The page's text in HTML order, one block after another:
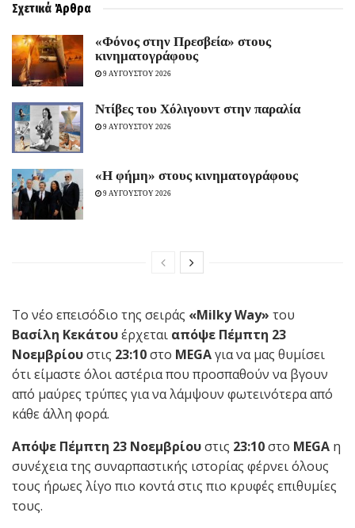
Σχετικά Άρθρα
«Φόνος στην Πρεσβεία» στους
κινηματογράφους
9 ΑΥΓΟΥΣΤΟΥ 2026
Ντίβες του Χόλιγουντ στην παραλία
9 ΑΥΓΟΥΣΤΟΥ 2026
«H φήμη» στους κινηματογράφους
9 ΑΥΓΟΥΣΤΟΥ 2026
Το νέο επεισόδιο της σειράς «MilkyWay» του
Βασίλη Κεκάτουέρχεται απόψε Πέμπτη 23
Νοεμβρίουστις 23:10στο MEGAγια να μας θυμίσει
ότι είμαστε όλοι αστέρια που προσπαθούν να βγουν
από μαύρες τρύπες για να λάμψουν φωτεινότερα από
κάθε άλλη φορά.
Απόψε Πέμπτη 23 Νοεμβρίουστις 23:10στο MEGA η
συνέχεια της συναρπαστικής ιστορίας φέρνει όλους
τους ήρωες λίγο πιο κοντά στις πιο κρυφές επιθυμίες
τους.